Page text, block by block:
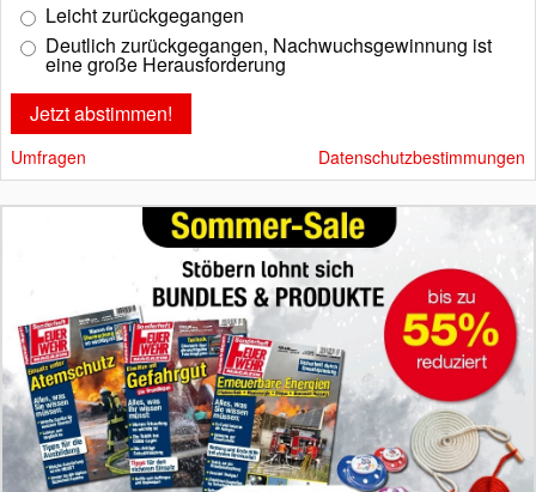
Leicht zurückgegangen
Deutlich zurückgegangen, Nachwuchsgewinnung ist
eine große Herausforderung
Umfragen Datenschutzbestimmungen